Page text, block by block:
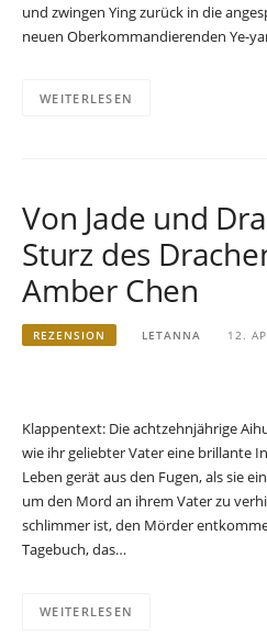
und zwingen Ying zurück in die
neuen Oberkommandierenden Ye-
WEITERLESEN
Von Jade und
Sturz des
Amber Chen
REZENSION LETANNA 12.
Klappentext: Die achtzehnjährige
wie ihr geliebter Vater eine brillante
Leben gerät aus den Fugen, als sie
um den Mord an ihrem Vater zu
schlimmer ist, den Mörder
Tagebuch, das…
WEITERLESEN